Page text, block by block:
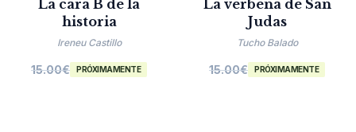
La cara B de la
historia
Ireneu Castillo
15.00€ PRÓXIMAMENTE
La verbena de San
Judas
Tucho Balado
15.00€ PRÓXIMAMENTE